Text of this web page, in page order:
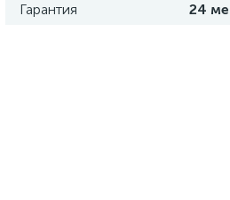
Гарантия
24